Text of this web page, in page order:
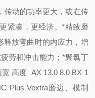
传动的功率更大，或在传
紧凑，更经济。*精致磨
释放弯曲时的内应力，增
劳和冲击能力；*聚氯丁
高度 AX 13.0 8.0 BX 1
Plus Vextra磨边、模制